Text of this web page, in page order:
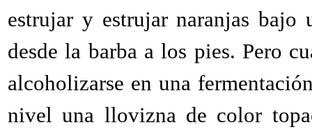
estrujar y estrujar naranjas
desde la barba a los pies. Pero
alcoholizarse en una
nivel una llovizna de color